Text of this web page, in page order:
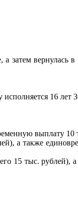
затем вернулась
16 лет
выплату
а также
15 тыс. рублей),